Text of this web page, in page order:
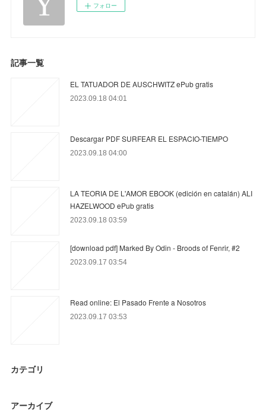
フォロー
記事一覧
EL TATUADOR DE AUSCHWITZ ePub gratis
2023.09.18 04:01
Descargar PDF SURFEAR EL ESPACIO-TIEMPO
2023.09.18 04:00
LA TEORIA DE L'AMOR EBOOK (edición en catalán) ALI
HAZELWOOD ePub gratis
2023.09.18 03:59
[download pdf] Marked By Odin - Broods of Fenrir, #2
2023.09.17 03:54
Read online: El Pasado Frente a Nosotros
2023.09.17 03:53
カテゴリ
アーカイブ